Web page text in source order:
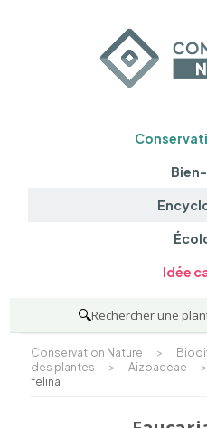
Idée
🔍Rechercher une
Conservation Nature >
des plantes
> Aizoaceae >
felina